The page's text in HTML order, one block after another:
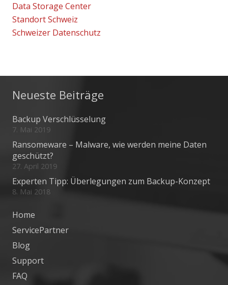
Data Storage Center
Standort Schweiz
Schweizer Datenschutz
Neueste Beiträge
Backup Verschlüsselung
7. Mai 2019
Ransomeware – Malware, wie werden meine Daten
geschützt?
27. April 2019
Experten Tipp: Überlegungen zum Backup-Konzept
8. Mai 2018
Home
ServicePartner
Blog
Support
FAQ